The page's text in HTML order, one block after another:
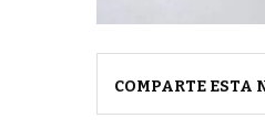
COMPARTE ESTA